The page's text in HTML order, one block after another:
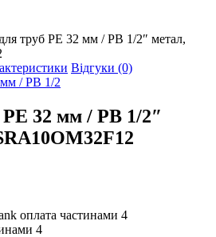
труб PE 32 мм / РВ 1/2″ метал,
Відгуки (0)
32 мм / РВ 1/2″
4
4